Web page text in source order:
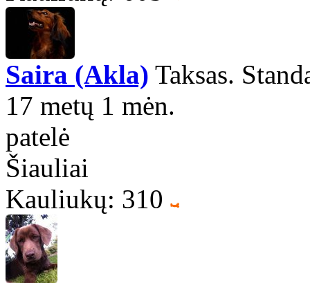
Saira (Akla) Taksas.
17 metų 1 mėn.
patelė
Šiauliai
Kauliukų: 310